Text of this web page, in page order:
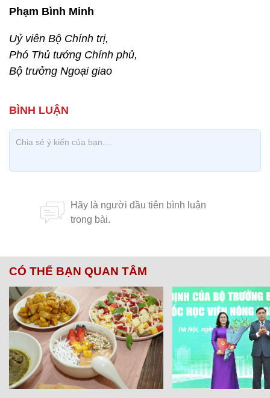
Phạm Bình Minh
Uỷ viên Bộ Chính trị,
Phó Thủ tướng Chính phủ,
Bộ trưởng Ngoại giao
CÓ THỂ BẠN QUAN TÂM